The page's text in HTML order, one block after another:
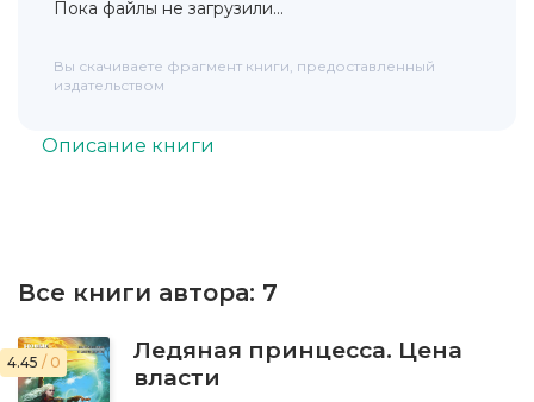
Описание книги
Все книги автора: 7
4.45 / 0
Ледяная принцесса. Цена
власти
Пока файлы не загрузили...
Вы скачиваете фрагмент книги, предоставленный
издательством